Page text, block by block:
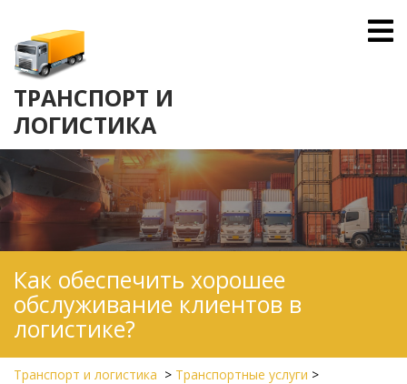
content
ТРАНСПОРТ И
ЛОГИСТИКА
Как обеспечить хорошее
обслуживание клиентов в
логистике?
Транспорт и логистика > Транспортные услуги >